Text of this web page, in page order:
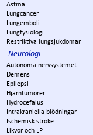
Astma
Lungcancer
Lungemboli
Lungfysiologi
Restriktiva lungsjukdomar
Neurologi
Autonoma nervsystemet
Demens
Epilepsi
Hjärntumörer
Hydrocefalus
Intrakraniella blödningar
Ischemisk stroke
Likvor och LP